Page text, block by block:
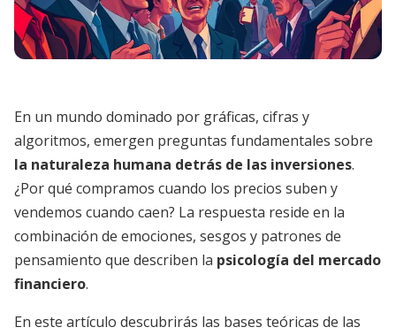
En un mundo dominado por gráficas, cifras y
algoritmos, emergen preguntas fundamentales sobre
la naturaleza humana detrás de las inversiones.
¿Por qué compramos cuando los precios suben y
vendemos cuando caen? La respuesta reside en la
combinación de emociones, sesgos y patrones de
pensamiento que describen la psicología del mercado
financiero.
En este artículo descubrirás las bases teóricas de las